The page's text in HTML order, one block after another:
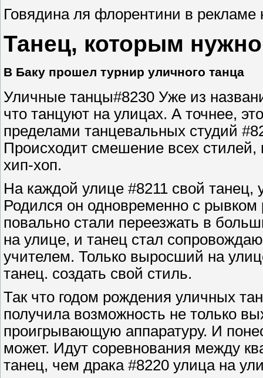
Говядина ля флорентини в рекламе
Танец, которым
В Баку прошел турнир уличного танца
Уличные танцы#8230 Уже из
что танцуют на улицах. А точнее,
пределами танцевальных студий
Происходит смешение всех стилей,
хип-хоп.
На каждой улице #8211 свой танец,
Родился он одновременно с рывком
повально стали переезжать в
на улице, и танец стал
учителем. Только выросший на
танец. создать свой стиль.
Так что годом рождения уличных
получила возможность не только
проигрывающую аппаратуру. И
может. Идут соревнования между
танец, чем драка #8220 улица на